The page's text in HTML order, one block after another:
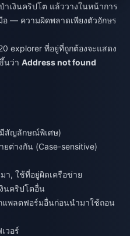
าเงินคริปโต แล้ววางในหน้าการ
อ — ความผิดพลาดเพียงตัวอักษร
explorer ที่อยู่ที่ถูกต้องจะแสดง
นว่า Address not found
มีสัญลักษณ์พิเศษ)
ต่างกัน (Case-sensitive)
า, ใช้ที่อยู่ผิดเครือข่าย
นคริปโตอื่น
พลตฟอร์มอื่นก่อนนำมาใช้ถอน
วอร์